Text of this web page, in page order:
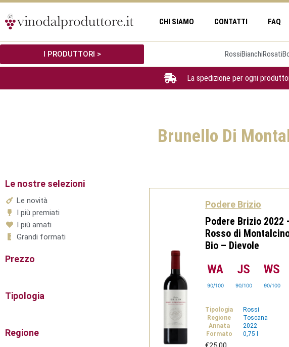
Vai
contenuto
CHI SIAMO CONTATTI FAQ
I PRODUTTORI > RossiBianchiRosati
La spedizione per ogni
Brunello Di
Le nostre selezioni
Le novità
I più premiati
I più amati
Grandi formati
Prezzo
Tipologia
Regione
Podere Brizio
Podere Brizio 2022
Rosso di
Bio – Dievole
90/100 90/100 90/100
Tipologia
Rossi
Regione
Toscana
Annata
2022
Formato
0,75 l